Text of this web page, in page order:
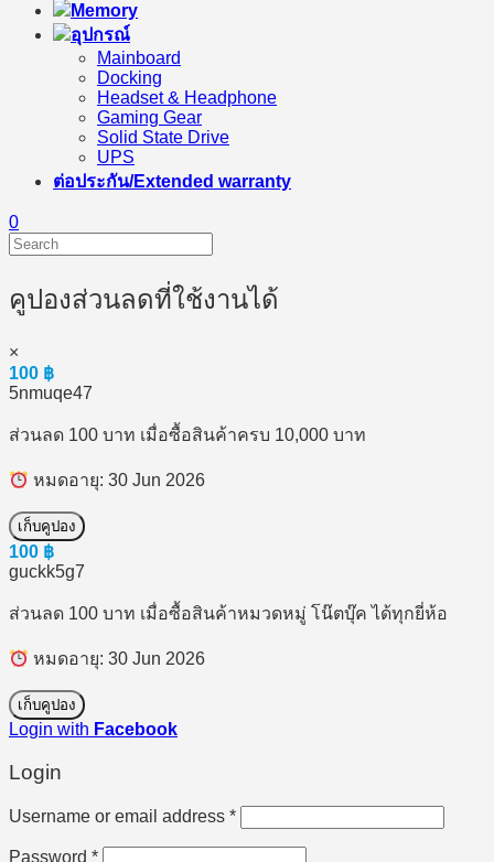
Memory
อุปกรณ์
Mainboard
Docking
Headset & Headphone
Gaming Gear
Solid State Drive
UPS
ต่อประกัน/Extended warranty
0
คูปองส่วนลดที่ใช้งานได้
×
100 ฿
5nmuqe47
ส่วนลด 100 บาท เมื่อซื้อสินค้าครบ 10,000 บาท
หมดอายุ: 30 Jun 2026
เก็บคูปอง
100 ฿
guckk5g7
ส่วนลด 100 บาท เมื่อซื้อสินค้าหมวดหมู่ โน๊ตบุ๊ค ได้ทุกยี่ห้อ
หมดอายุ: 30 Jun 2026
เก็บคูปอง
Login with Facebook
Login
Username or email address *Required
Password *Required